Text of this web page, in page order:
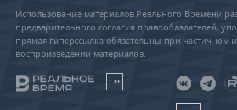
Использование материалов Реального Времени
предварительного согласия правообладателей,
прямая гиперссылка обязательны при частичном
воспроизведении материалов.
18+